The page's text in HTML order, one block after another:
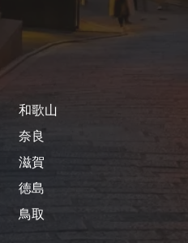
和歌山
奈良
滋賀
徳島
鳥取